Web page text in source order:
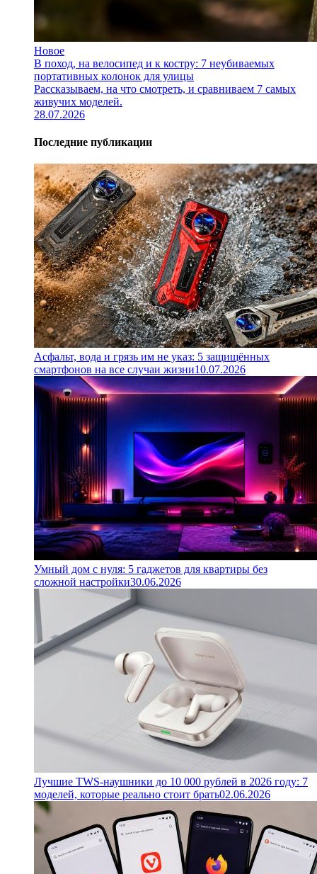
Новое
В поход, на велосипед и к костру: 7 неубиваемых
портативных колонок для улицы
Рассказываем, на что смотреть, и сравниваем 7 самых
живучих моделей.
28.07.2026
Последние публикации
Асфальт, вода и грязь им не указ: 5 защищённых
смартфонов на все случаи жизни10.07.2026
Умный дом с нуля: 5 гаджетов для квартиры без
сложной настройки30.06.2026
Лучшие TWS-наушники до 10 000 рублей в 2026 году: 7
моделей, которые реально стоит брать02.06.2026